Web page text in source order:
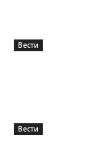
Вести
Вести